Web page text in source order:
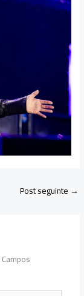
Post seguinte →
Campos